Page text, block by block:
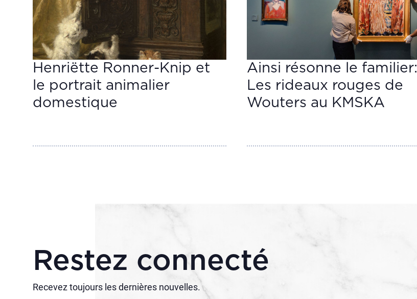
Henriëtte Ronner-Knip et
le portrait animalier
domestique
Ainsi résonne le familier:
Les rideaux rouges de
Wouters au KMSKA
Restez connecté
Recevez toujours les dernières nouvelles.